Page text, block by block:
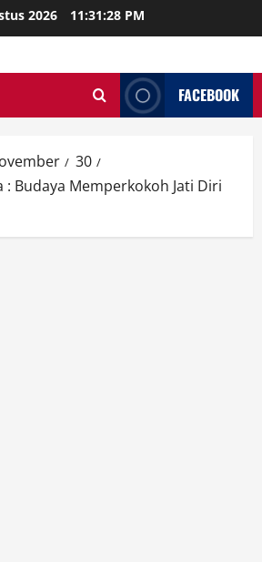
2026 11:31:29 PM
FACEBOOK
30
: Budaya Memperkokoh Jati Diri